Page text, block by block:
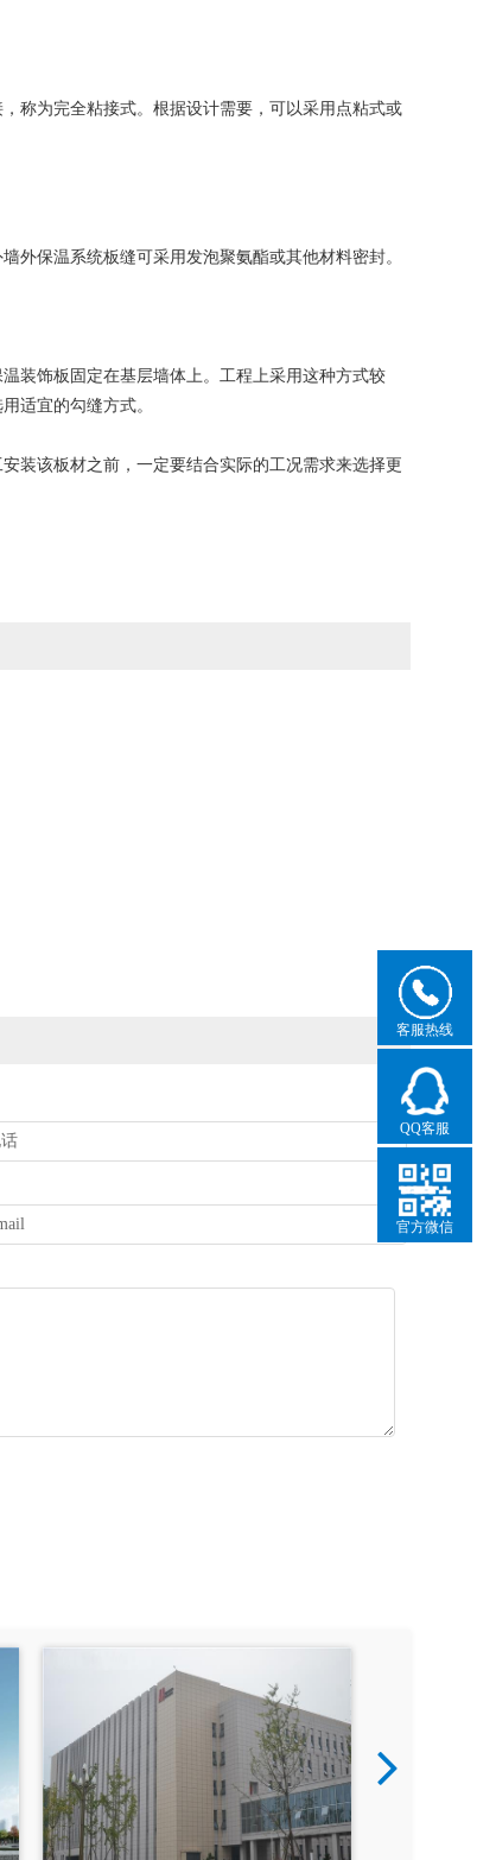
为完全粘接式。根据设计需要，可以采用点粘式或
保温系统板缝可采用发泡聚氨酯或其他材料密封。
装饰板固定在基层墙体上。工程上采用这种方式较
适宜的勾缝方式。
该板材之前，一定要结合实际的工况需求来选择更
客服热线
QQ客服
官方微信